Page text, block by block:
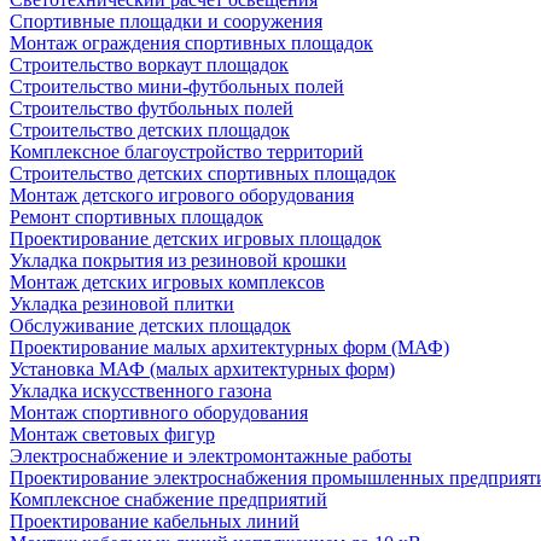
Спортивные площадки и сооружения
Монтаж ограждения спортивных площадок
Строительство воркаут площадок
Строительство мини-футбольных полей
Строительство футбольных полей
Строительство детских площадок
Комплексное благоустройство территорий
Строительство детских спортивных площадок
Монтаж детского игрового оборудования
Ремонт спортивных площадок
Проектирование детских игровых площадок
Укладка покрытия из резиновой крошки
Монтаж детских игровых комплексов
Укладка резиновой плитки
Обслуживание детских площадок
Проектирование малых архитектурных форм (МАФ)
Установка МАФ (малых архитектурных форм)
Укладка искусственного газона
Монтаж спортивного оборудования
Монтаж световых фигур
Электроснабжение и электромонтажные работы
Проектирование электроснабжения промышленных
Комплексное снабжение предприятий
Проектирование кабельных линий